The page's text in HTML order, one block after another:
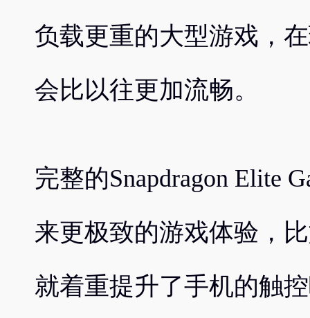
负载更重的大型游戏，
会比以往更加流畅。
完整的Snapdragon Elite
来更极致的游戏体验，
就着重提升了手机的触